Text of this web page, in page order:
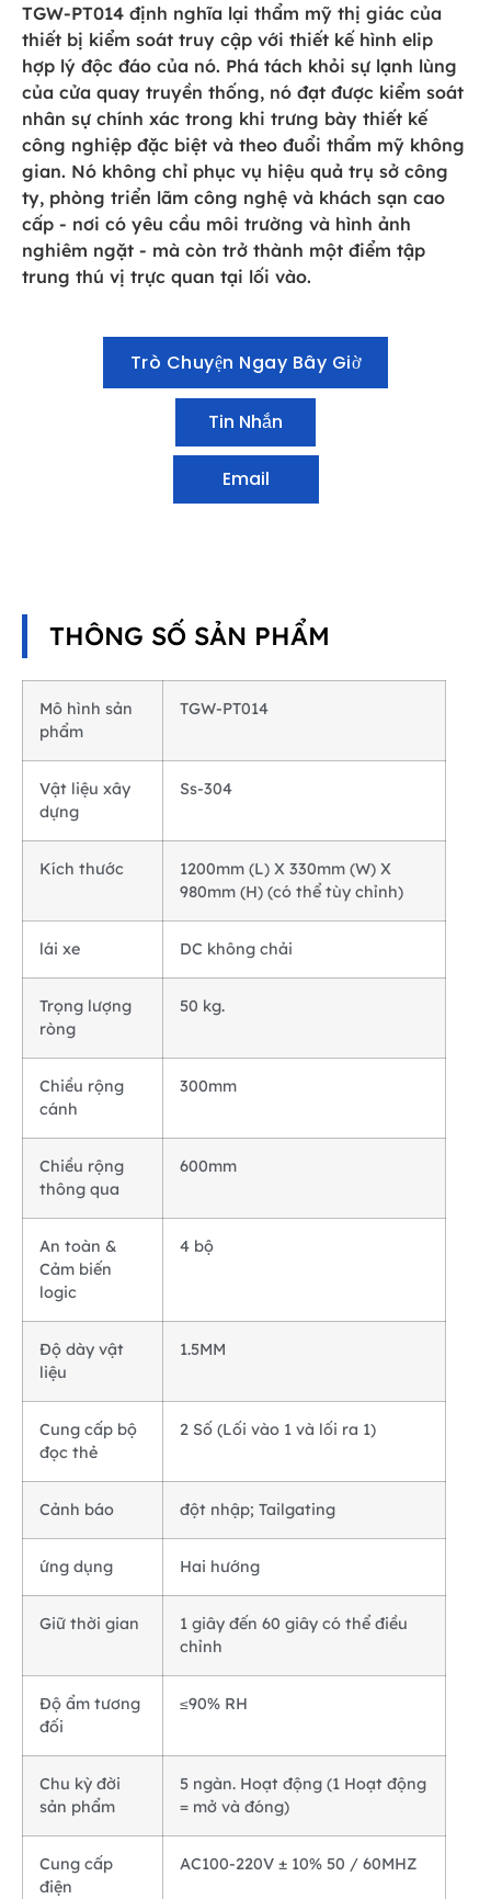
TGW-PT014 định nghĩa lại thẩm mỹ thị giác của
thiết bị kiểm soát truy cập với thiết kế hình elip
hợp lý độc đáo của nó. Phá tách khỏi sự lạnh lùng
của cửa quay truyền thống, nó đạt được kiểm soát
nhân sự chính xác trong khi trưng bày thiết kế
công nghiệp đặc biệt và theo đuổi thẩm mỹ không
gian. Nó không chỉ phục vụ hiệu quả trụ sở công
ty, phòng triển lãm công nghệ và khách sạn cao
cấp - nơi có yêu cầu môi trường và hình ảnh
nghiêm ngặt - mà còn trở thành một điểm tập
trung thú vị trực quan tại lối vào.
Trò Chuyện Ngay Bây Giờ
Tin Nhắn
Email
THÔNG SỐ SẢN PHẨM
Mô hình sản
phẩm
TGW-PT014
Vật liệu xây
dựng
Ss-304
Kích thước
1200mm (L) X 330mm (W) X
980mm (H) (có thể tùy chỉnh)
lái xe DC không chải
Trọng lượng
ròng
50 kg.
Chiều rộng
cánh
300mm
Chiều rộng
thông qua
600mm
An toàn &
Cảm biến
logic
4 bộ
Độ dày vật
liệu
1.5MM
Cung cấp bộ
đọc thẻ
2 Số (Lối vào 1 và lối ra 1)
Cảnh báo đột nhập; Tailgating
ứng dụng Hai hướng
Giữ thời gian
1 giây đến 60 giây có thể điều
chỉnh
Độ ẩm tương
đối
≤90% RH
Chu kỳ đời
sản phẩm
5 ngàn. Hoạt động (1 Hoạt động
= mở và đóng)
Cung cấp
điện
AC100-220V ± 10% 50 / 60MHZ